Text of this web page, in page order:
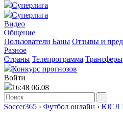
Суперлига
Суперлига
Видео
Общение
Пользователи Баны Отзывы и
Разное
Страны Телепрограмма Трансферы
Конкурс прогнозов
Войти
16:48 06.08
Soccer365 › Футбол онлайн › ЮСЛ